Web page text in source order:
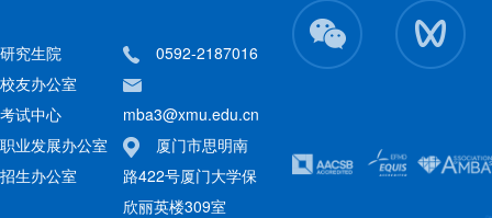
研究生院
校友办公室
考试中心
职业发展办公室
招生办公室
0592-2187016
mba3@xmu.edu.cn
厦门市思明南
路422号厦门大学保
欣丽英楼309室